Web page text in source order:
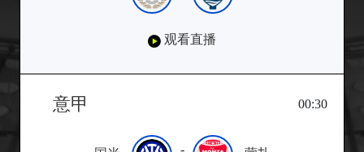
观看直播
意甲 00:30